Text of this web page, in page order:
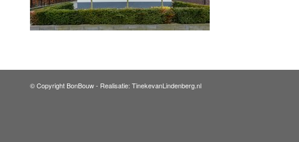
© Copyright BonBouw - Realisatie: TinekevanLindenberg.nl